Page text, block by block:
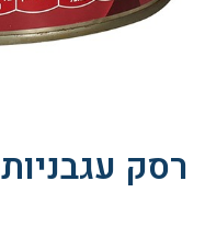
רסק עגבניות A9-28-30BX